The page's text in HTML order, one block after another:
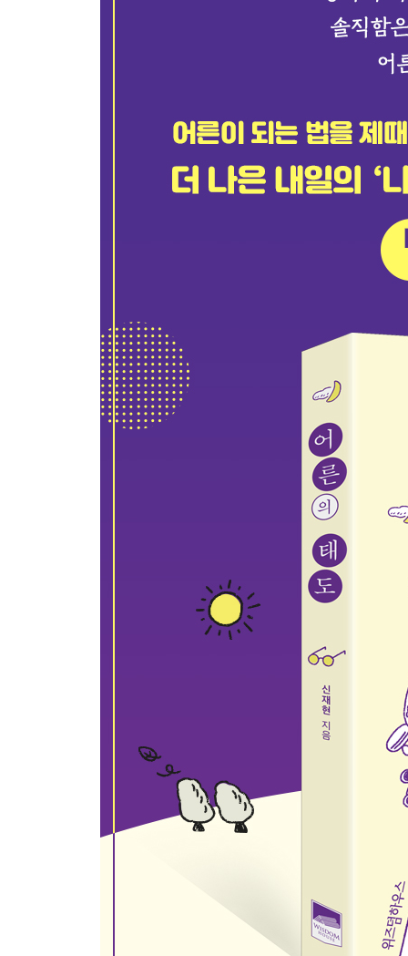
모든 사람에게 웃으면서 대하려다 뒤돌아서 울고
버림받는 것이 두려워 멀어지기를 미루지는 않나요
PART 4. 속마음, 이제 감추지 말고 당당하게
길을 잃었을 때, 발밑이 아니라 머리 위 높은 이정
우리 마음에 들어 있는 우주를 살피는 법
불편한 손님처럼 찾아오는 고통도 기꺼이 받아들
어른스러운 말과 행동보다 중요한 것: 이해와 포용
때로는 정반대로 살아보는 작은 용기
나오는 글
참고 문헌